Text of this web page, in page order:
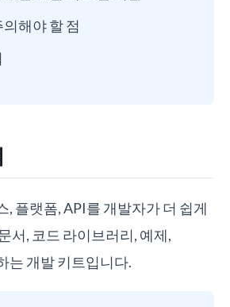
해야 할 점
, 플랫폼, API를 개발자가 더 쉽게
서, 코드 라이브러리, 예제,
는 개발 키트입니다.